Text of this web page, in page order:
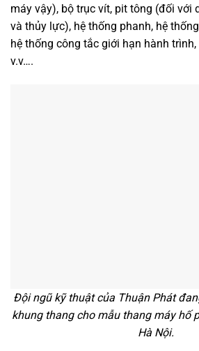
máy vậy), bộ trục vít, pit tông (đối với
và thủy lực), hệ thống phanh, hệ
hệ thống công tắc giới hạn hành
v.v….
Đội ngũ kỹ thuật của Thuận Phát
khung thang cho mẫu thang máy hố
Hà Nội.